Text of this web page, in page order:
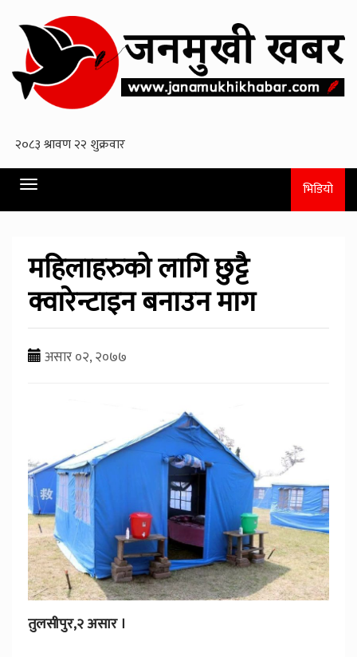
Toggle
navigation
भिडियो
महिलाहरुको लागि छुट्टै
क्वारेन्टाइन बनाउन माग
असार ०२, २०७७
तुलसीपुर,२ असार ।